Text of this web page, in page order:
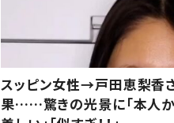
スッピン女性→戸田恵梨香
果……驚きの光景に「本人か